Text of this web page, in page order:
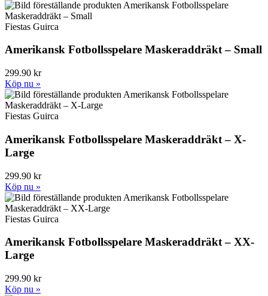
Fiestas Guirca
Amerikansk Fotbollsspelare Maskeraddräkt – Small
299.90 kr
Köp nu »
Fiestas Guirca
Amerikansk Fotbollsspelare Maskeraddräkt – X-
Large
299.90 kr
Köp nu »
Fiestas Guirca
Amerikansk Fotbollsspelare Maskeraddräkt – XX-
Large
299.90 kr
Köp nu »